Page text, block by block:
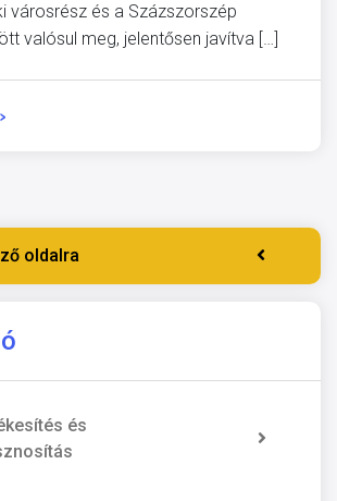
városrész és a Százszorszép
valósul meg, jelentősen javítva […]
oldalra
és